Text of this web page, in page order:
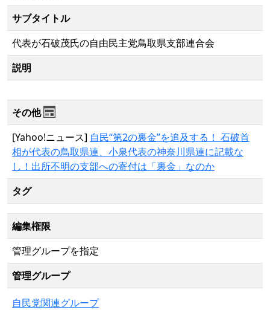
サブタイトル
代表が石破茂氏の自由民主党鳥取県支部連合会
説明
その他
[Yahoo!ニュース] 自民“第2の裏金”を追及する！ 石破首
相が代表の鳥取県連、小泉代表の神奈川県連に記載な
し！出所不明の支部への寄付は「裏金」なのか
タグ
編集権限
管理グループを指定
管理グループ
自民党関連グループ